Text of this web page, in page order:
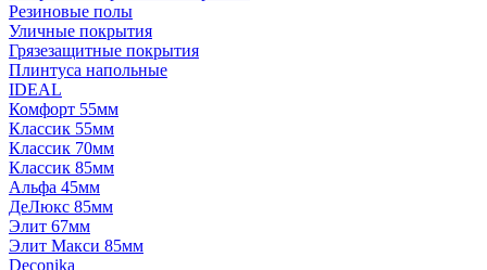
Резиновые полы
Уличные покрытия
Грязезащитные покрытия
Плинтуса напольные
IDEAL
Комфорт 55мм
Классик 55мм
Классик 70мм
Классик 85мм
Альфа 45мм
ДеЛюкс 85мм
Элит 67мм
Элит Макси 85мм
Deconika